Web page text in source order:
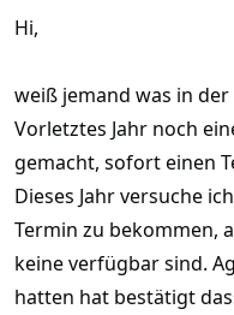
Hi,
weiß jemand was in
Vorletztes Jahr noch
gemacht, sofort einen
Dieses Jahr versuche
Termin zu bekommen,
keine verfügbar sind.
hatten hat bestätigt